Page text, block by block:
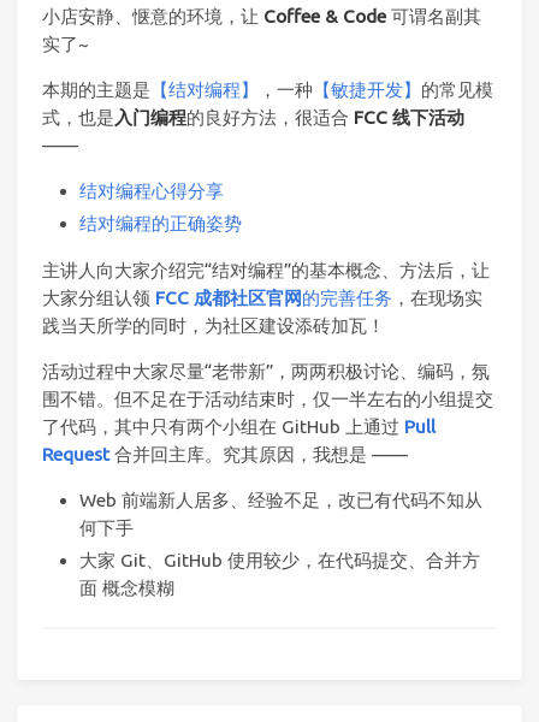
小店安静、惬意的环境，让 Coffee & Code 可谓名副其
实了~
本期的主题是 【结对编程】 ，一种 【敏捷开发】 的常见模
式，也是 入门编程的良好方法，很适合 FCC 线下活动
——
结对编程心得分享
结对编程的正确姿势
主讲人向大家介绍完“结对编程”的基本概念、方法后，让
大家分组认领 FCC 成都社区官网的完善任务 ，在现场实
践当天所学的同时，为社区建设添砖加瓦！
活动过程中大家尽量“老带新”，两两积极讨论、编码，氛
围不错。但不足在于活动结束时，仅一半左右的小组提交
了代码，其中只有两个小组在 GitHub 上通过 Pull
Request合并回主库。究其原因，我想是 ——
Web 前端新人居多、经验不足，改已有代码不知从
何下手
大家 Git、GitHub 使用较少，在代码提交、合并方
面 概念模糊